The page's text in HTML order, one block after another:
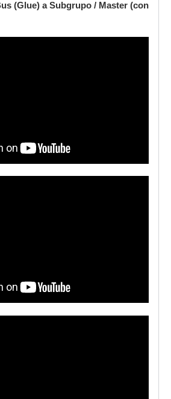
(Glue) a Subgrupo / Master (con